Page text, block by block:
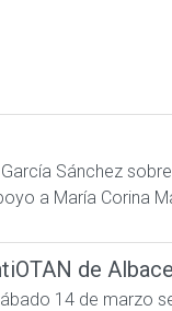
Sánchez
a María Corina
de
14 de marzo